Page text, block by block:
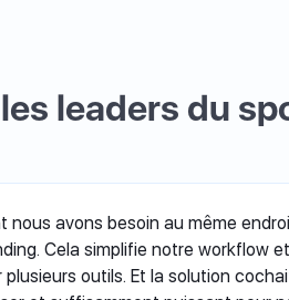
leaders du
avons besoin au même
Cela simplifie notre workflow et
plusieurs outils. Et la solution